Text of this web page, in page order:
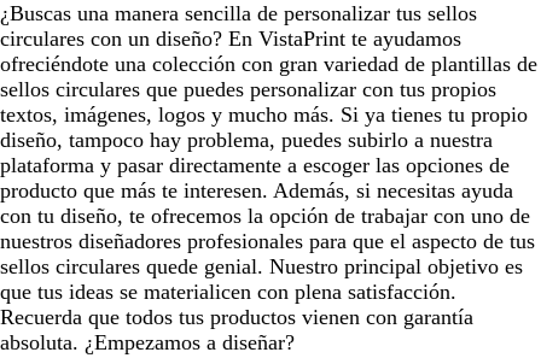
¿Buscas una manera sencilla de personalizar tus sellos
circulares con un diseño? En VistaPrint te ayudamos
ofreciéndote una colección con gran variedad de plantillas de
sellos circulares que puedes personalizar con tus propios
textos, imágenes, logos y mucho más. Si ya tienes tu propio
diseño, tampoco hay problema, puedes subirlo a nuestra
plataforma y pasar directamente a escoger las opciones de
producto que más te interesen. Además, si necesitas ayuda
con tu diseño, te ofrecemos la opción de trabajar con uno de
nuestros diseñadores profesionales para que el aspecto de tus
sellos circulares quede genial. Nuestro principal objetivo es
que tus ideas se materialicen con plena satisfacción.
Recuerda que todos tus productos vienen con garantía
absoluta. ¿Empezamos a diseñar?